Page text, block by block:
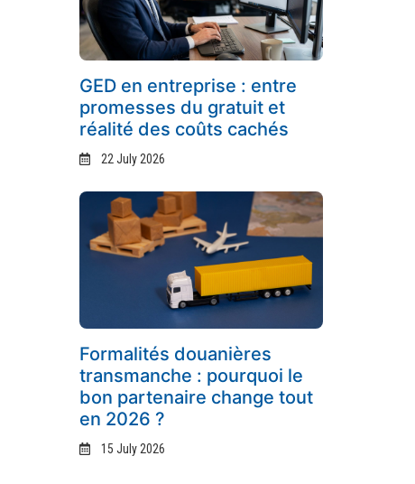
GED en entreprise : entre
promesses du gratuit et
réalité des coûts cachés
22 July 2026
Formalités douanières
transmanche : pourquoi le
bon partenaire change tout
en 2026 ?
15 July 2026